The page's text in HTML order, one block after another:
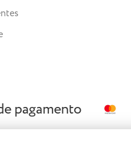
pagamento